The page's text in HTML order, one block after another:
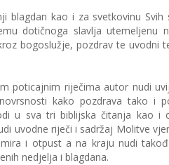
blagdan kao i za svetkovinu Svih
dotičnoga slavlja utemeljenu
bogoslužje, pozdrav te uvodni
poticajnim riječima autor nudi
kako pozdrava tako i
u sva tri biblijska čitanja kao i
uvodne riječi i sadržaj Molitve
i otpust a na kraju nudi
nedjelja i blagdana.